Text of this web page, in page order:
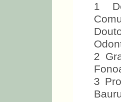
1
2
3